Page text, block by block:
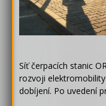
Síť čerpacích stanic
rozvoji
dobíjení. Po uvedení